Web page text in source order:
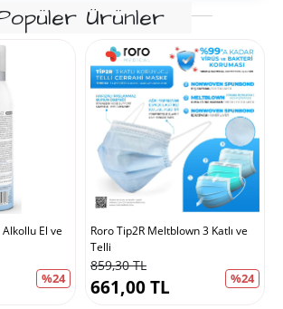
Ürünler
El ve
%24
Roro Tip2R Meltblown 3 Katlı ve
Telli
859,30 TL
%24
661,00 TL